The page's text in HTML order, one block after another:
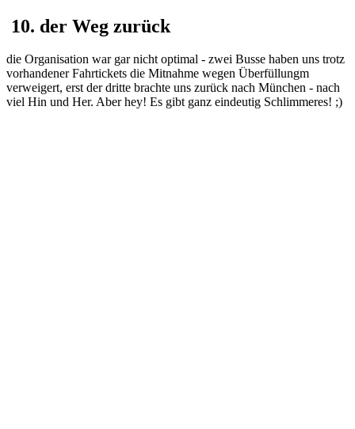
10. der Weg zurück
die Organisation war gar nicht optimal - zwei Busse haben uns trotz
vorhandener Fahrtickets die Mitnahme wegen Überfüllungm
verweigert, erst der dritte brachte uns zurück nach München - nach
viel Hin und Her. Aber hey! Es gibt ganz eindeutig Schlimmeres! ;)